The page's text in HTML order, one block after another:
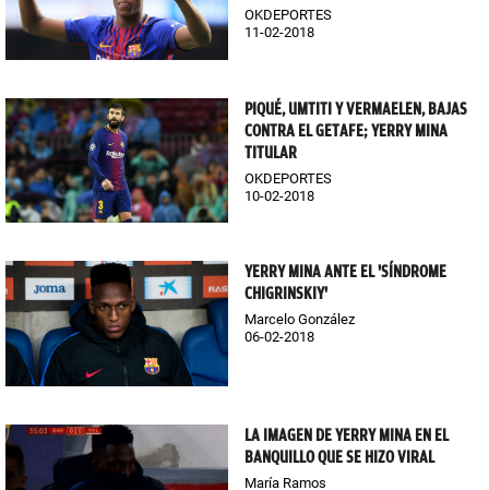
OKDEPORTES
11-02-2018
PIQUÉ, UMTITI Y VERMAELEN, BAJAS
CONTRA EL GETAFE; YERRY MINA
TITULAR
OKDEPORTES
10-02-2018
YERRY MINA ANTE EL 'SÍNDROME
CHIGRINSKIY'
Marcelo González
06-02-2018
LA IMAGEN DE YERRY MINA EN EL
BANQUILLO QUE SE HIZO VIRAL
María Ramos